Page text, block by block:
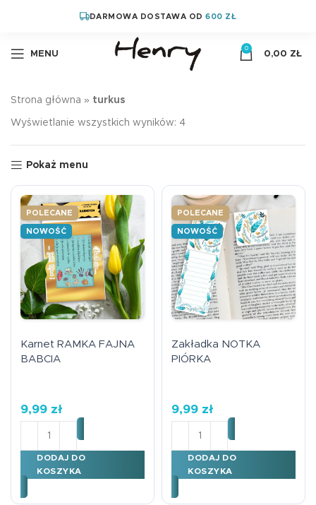
DARMOWA DOSTAWA OD600 ZŁ
MENU
0
0,00 ZŁ
Strona główna » turkus
Wyświetlanie wszystkich wyników: 4
Pokaż menu
POLECANE
NOWOŚĆ
Karnet RAMKA FAJNA
BABCIA
9,99 zł
ilość Karnet RAMKA FAJNA BABCIA
DODAJ DO
KOSZYKA
POLECANE
NOWOŚĆ
Zakładka NOTKA
PIÓRKA
9,99 zł
ilość Zakładka NOTKA
DODAJ DO
KOSZYKA